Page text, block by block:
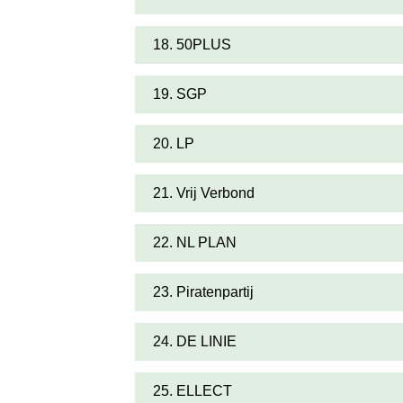
18. 50PLUS
19. SGP
20. LP
21. Vrij Verbond
22. NL PLAN
23. Piratenpartij
24. DE LINIE
25. ELLECT